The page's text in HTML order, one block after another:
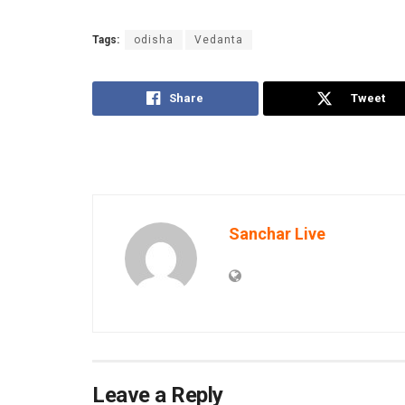
Tags: odisha Vedanta
Share Tweet
Sanchar Live
Leave a Reply